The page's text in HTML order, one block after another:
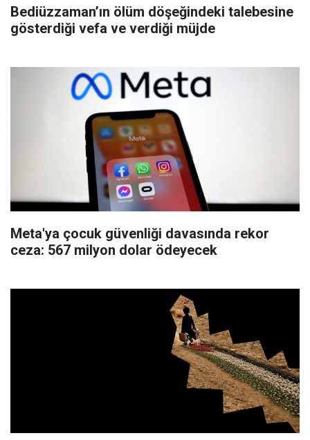
Bediüzzaman’ın ölüm döşeğindeki talebesine
gösterdiği vefa ve verdiği müjde
Meta'ya çocuk güvenliği davasında rekor
ceza: 567 milyon dolar ödeyecek